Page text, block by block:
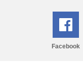
Facebook